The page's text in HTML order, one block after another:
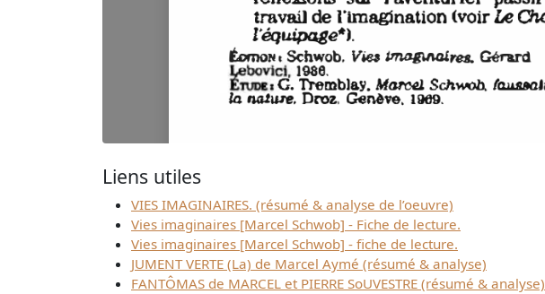
Liens utiles
VIES IMAGINAIRES. (résumé & analyse de l’oeuvre)
Vies imaginaires [Marcel Schwob] - Fiche de lecture.
Vies imaginaires [Marcel Schwob] - fiche de lecture.
JUMENT VERTE (La) de Marcel Aymé (résumé & analyse)
FANTÔMAS de MARCEL et PIERRE SoUVESTRE (résumé & analyse)